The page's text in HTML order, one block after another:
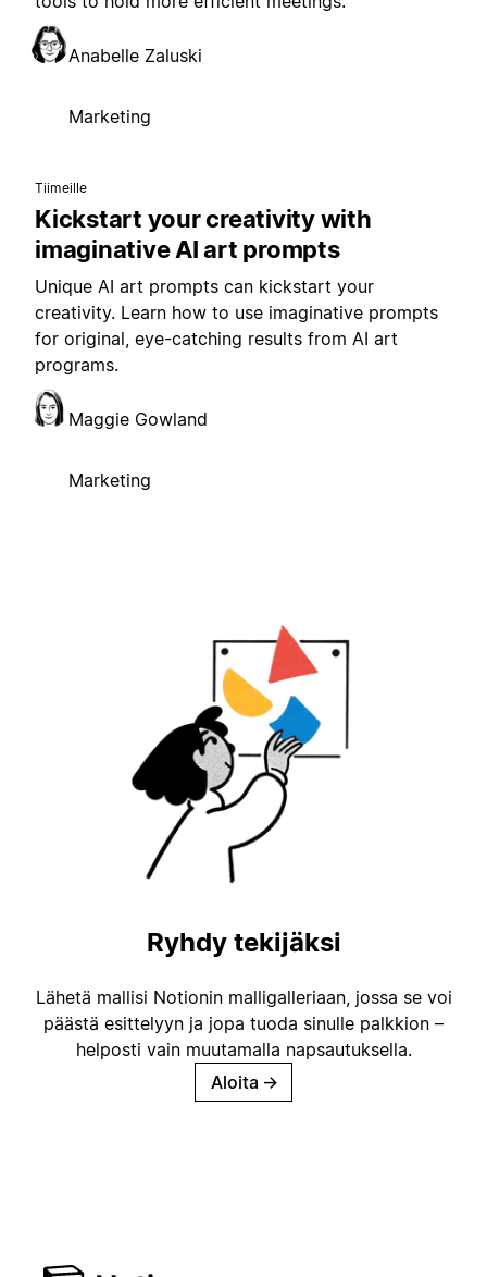
Anabelle Zaluski
Marketing
Tiimeille
Kickstart your creativity with
imaginative AI art prompts
Unique AI art prompts can kickstart your
creativity. Learn how to use imaginative prompts
for original, eye-catching results from AI art
programs.
Maggie Gowland
Marketing
Ryhdy tekijäksi
Lähetä mallisi Notionin malligalleriaan, jossa se voi
päästä esittelyyn ja jopa tuoda sinulle palkkion –
helposti vain muutamalla napsautuksella.
Aloita →